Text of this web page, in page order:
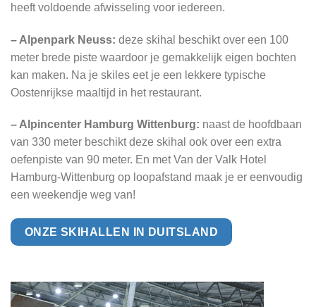
heeft voldoende afwisseling voor iedereen.
– Alpenpark Neuss: deze skihal beschikt over een 100
meter brede piste waardoor je gemakkelijk eigen bochten
kan maken. Na je skiles eet je een lekkere typische
Oostenrijkse maaltijd in het restaurant.
– Alpincenter Hamburg Wittenburg: naast de hoofdbaan
van 330 meter beschikt deze skihal ook over een extra
oefenpiste van 90 meter. En met Van der Valk Hotel
Hamburg-Wittenburg op loopafstand maak je er eenvoudig
een weekendje weg van!
ONZE SKIHALLEN IN DUITSLAND